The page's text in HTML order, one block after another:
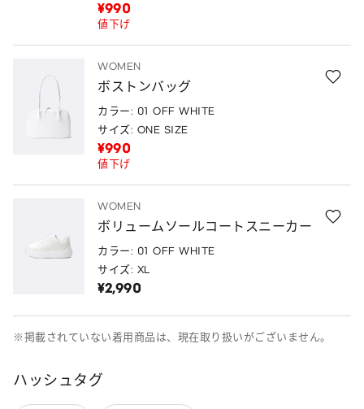
¥990
値下げ
WOMEN
ボストンバッグ
カラー: 01 OFF WHITE
サイズ: ONE SIZE
¥990
値下げ
WOMEN
ボリュームソールコートスニーカー
カラー: 01 OFF WHITE
サイズ: XL
¥2,990
※掲載されていない着用商品は、現在取り扱いがございません。
ハッシュタグ